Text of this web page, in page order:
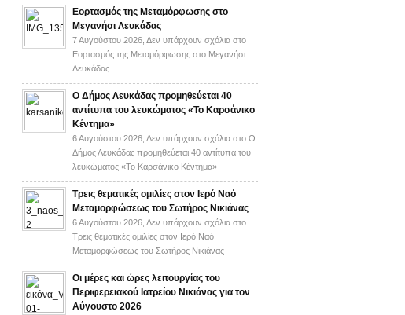
Εορτασμός της Μεταμόρφωσης στο
Μεγανήσι Λευκάδας
7 Αυγούστου 2026, Δεν υπάρχουν σχόλια στο
Εορτασμός της Μεταμόρφωσης στο Μεγανήσι
Λευκάδας
Ο Δήμος Λευκάδας προμηθεύεται 40
αντίτυπα του λευκώματος «Το Καρσάνικο
Κέντημα»
6 Αυγούστου 2026, Δεν υπάρχουν σχόλια στο Ο
Δήμος Λευκάδας προμηθεύεται 40 αντίτυπα του
λευκώματος «Το Καρσάνικο Κέντημα»
Τρεις θεματικές ομιλίες στον Ιερό Ναό
Μεταμορφώσεως του Σωτήρος Νικιάνας
6 Αυγούστου 2026, Δεν υπάρχουν σχόλια στο
Τρεις θεματικές ομιλίες στον Ιερό Ναό
Μεταμορφώσεως του Σωτήρος Νικιάνας
Οι μέρες και ώρες λειτουργίας του
Περιφερειακού Ιατρείου Νικιάνας για τον
Αύγουστο 2026